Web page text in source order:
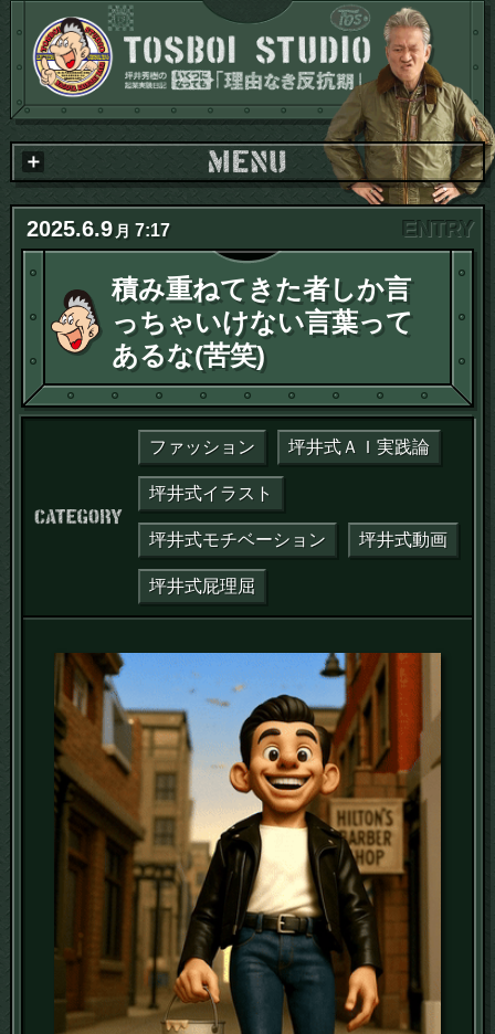
2025.6.9 月 7:17
積み重ねてきた者しか言
っちゃいけない言葉って
あるな(苦笑)
カテゴリー：
ファッション 坪井式ＡＩ実践論
坪井式イラスト
坪井式モチベーション 坪井式動画
坪井式屁理屈